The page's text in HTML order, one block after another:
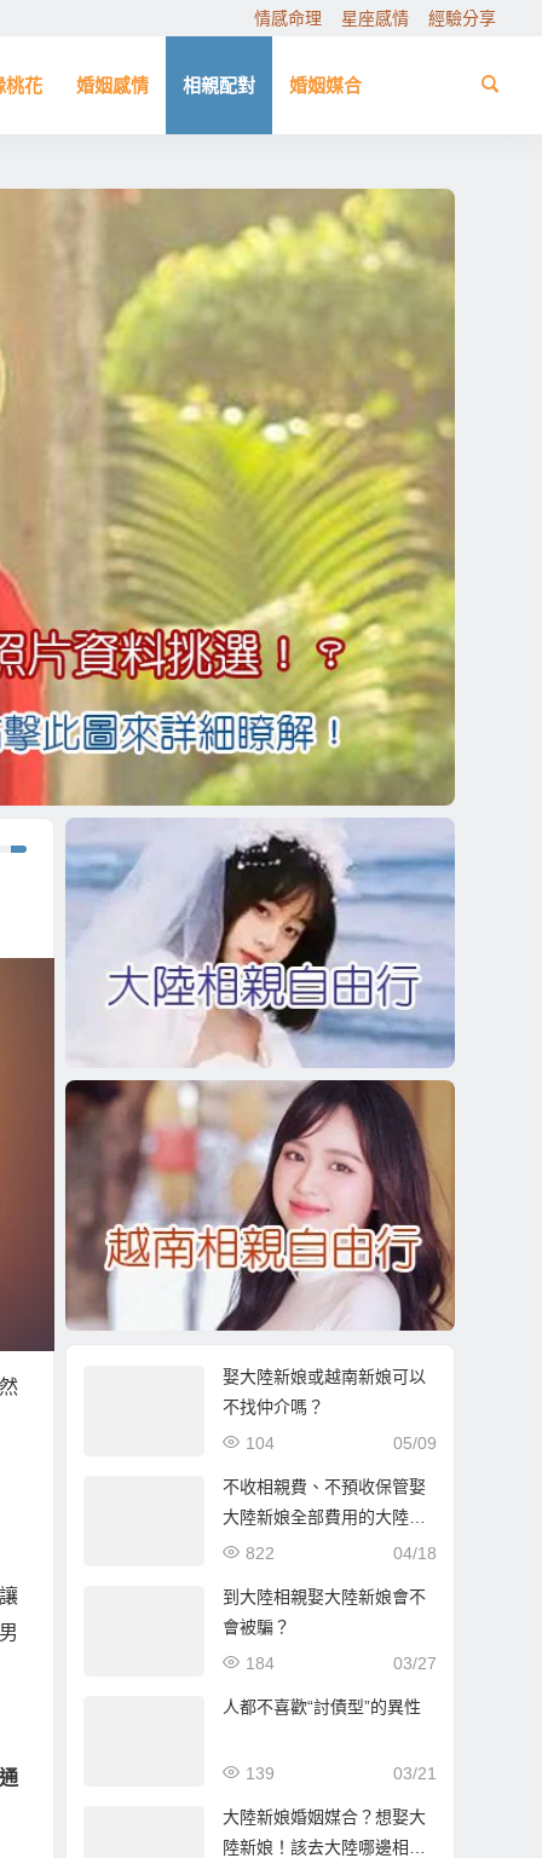
情感命理 星座感情 經驗分享
桃花 婚姻感情 相親配對 婚姻媒合
娶大陸新娘或越南新娘可以
不找仲介嗎？
05/09
104
不收相親費、不預收保管娶
大陸新娘全部費用的大陸相
親自由行
04/18
822
到大陸相親娶大陸新娘會不
會被騙？
03/27
184
人都不喜歡“討債型”的異性
03/21
139
大陸新娘婚姻媒合？想娶大
陸新娘！該去大陸哪邊相親